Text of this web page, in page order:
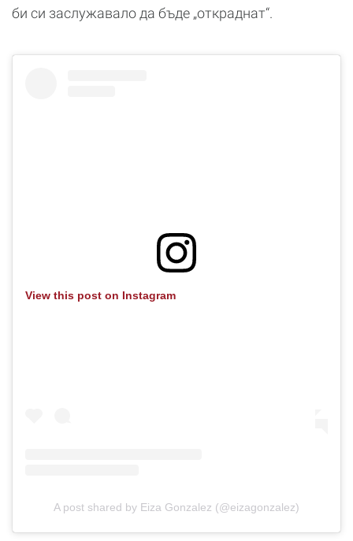
би си заслужавало да бъде „откраднат“.
View this post on Instagram
A post shared by Eiza Gonzalez (@eizagonzalez)